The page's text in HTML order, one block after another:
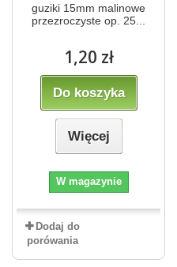
guziki 15mm malinowe
przezroczyste op. 25...
1,20 zł
Do koszyka
Więcej
W magazynie
Dodaj do
porówania